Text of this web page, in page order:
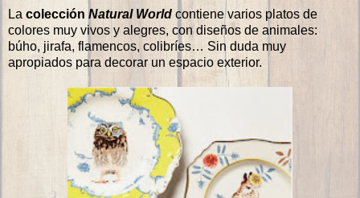
La colección Natural World contiene varios platos de
colores muy vivos y alegres, con diseños de animales:
búho, jirafa, flamencos, colibríes… Sin duda muy
apropiados para decorar un espacio exterior.